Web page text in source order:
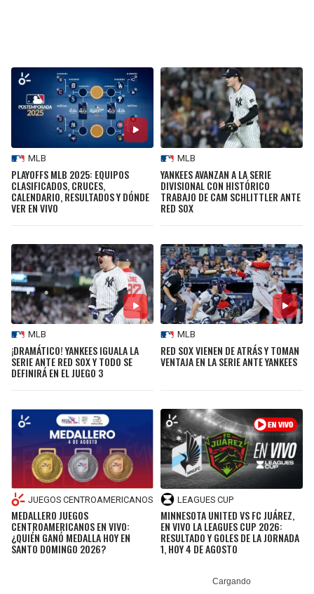
MLB
PLAYOFFS MLB 2025: EQUIPOS
CLASIFICADOS, CRUCES,
CALENDARIO, RESULTADOS Y DÓNDE
VER EN VIVO
MLB
YANKEES AVANZAN A LA SERIE
DIVISIONAL CON HISTÓRICO
TRABAJO DE CAM SCHLITTLER ANTE
RED SOX
MLB
¡DRAMÁTICO! YANKEES IGUALA LA
SERIE ANTE RED SOX Y TODO SE
DEFINIRÁ EN EL JUEGO 3
MLB
RED SOX VIENEN DE ATRÁS Y TOMAN
VENTAJA EN LA SERIE ANTE YANKEES
JUEGOS CENTROAMERICANOS
MEDALLERO JUEGOS
CENTROAMERICANOS EN VIVO:
¿QUIÉN GANÓ MEDALLA HOY EN
SANTO DOMINGO 2026?
LEAGUES CUP
MINNESOTA UNITED VS FC JUÁREZ,
EN VIVO LA LEAGUES CUP 2026:
RESULTADO Y GOLES DE LA JORNADA
1, HOY 4 DE AGOSTO